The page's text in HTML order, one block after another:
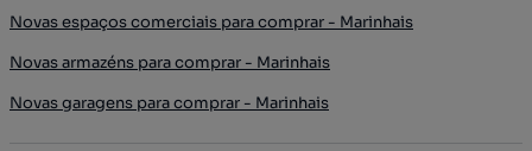
Novas espaços comerciais para comprar - Marinhais
Novas armazéns para comprar - Marinhais
Novas garagens para comprar - Marinhais